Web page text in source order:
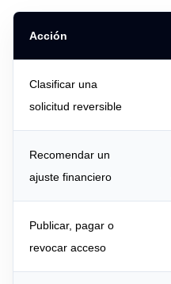
Acción
Clasificar una
solicitud reversible
Recomendar un
ajuste financiero
Publicar, pagar o
revocar acceso